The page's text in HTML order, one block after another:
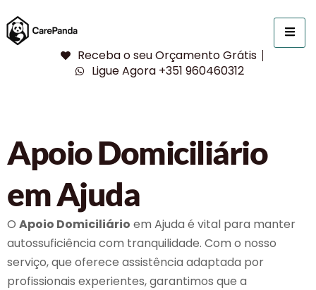
Receba o seu Orçamento Grátis
Ligue Agora +351 960460312
Apoio Domiciliário
em Ajuda
O Apoio Domiciliário em Ajuda é vital para manter
autossuficiência com tranquilidade. Com o nosso
serviço, que oferece assistência adaptada por
profissionais experientes, garantimos que a